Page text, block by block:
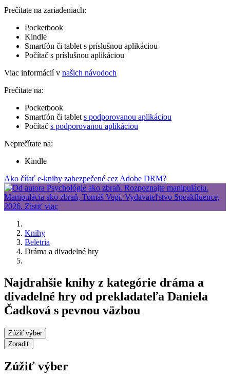
Prečítate na zariadeniach:
Pocketbook
Kindle
Smartfón či tablet s príslušnou aplikáciou
Počítač s príslušnou aplikáciou
Viac informácií v našich návodoch
Prečítate na:
Pocketbook
Smartfón či tablet s podporovanou aplikáciou
Počítač s podporovanou aplikáciou
Neprečítate na:
Kindle
Ako čítať e-knihy zabezpečené cez Adobe DRM?
Knihy
Beletria
Dráma a divadelné hry
Najdrahšie knihy z kategórie dráma a
divadelné hry od prekladateľa Daniela
Čadková s pevnou väzbou
Zúžiť výber
Zoradiť
Zúžiť výber